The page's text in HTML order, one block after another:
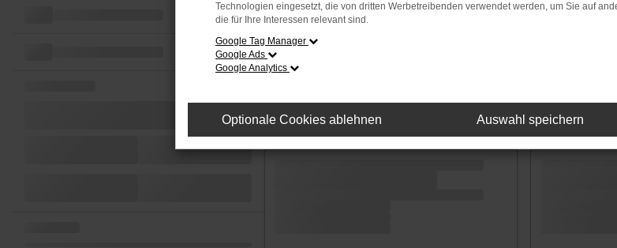
Technologien eingesetzt, die von dritten Werbetreibenden verwendet werden, um Sie auf
die für Ihre Interessen relevant sind.
Google Tag Manager
Google Ads
Google Analytics
Optionale Cookies ablehnen Auswahl speichern